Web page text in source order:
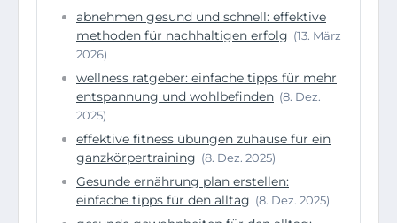
abnehmen gesund und schnell: effektive
methoden für nachhaltigen erfolg (13. März
2026)
wellness ratgeber: einfache tipps für mehr
entspannung und wohlbefinden (8. Dez.
2025)
effektive fitness übungen zuhause für ein
ganzkörpertraining (8. Dez. 2025)
Gesunde ernährung plan erstellen:
einfache tipps für den alltag (8. Dez. 2025)